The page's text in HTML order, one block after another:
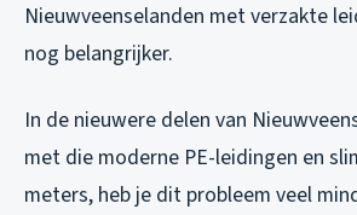
Nieuwveenselanden met verzakte
nog belangrijker.
In de nieuwere delen van
met die moderne PE-leidingen en
meters, heb je dit probleem veel